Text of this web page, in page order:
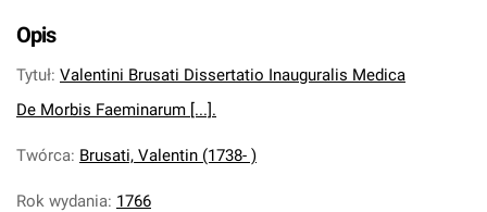
Opis
Tytuł: Valentini Brusati Dissertatio Inauguralis Medica
De Morbis Faeminarum [...].
Twórca: Brusati, Valentin (1738- )
Rok wydania: 1766